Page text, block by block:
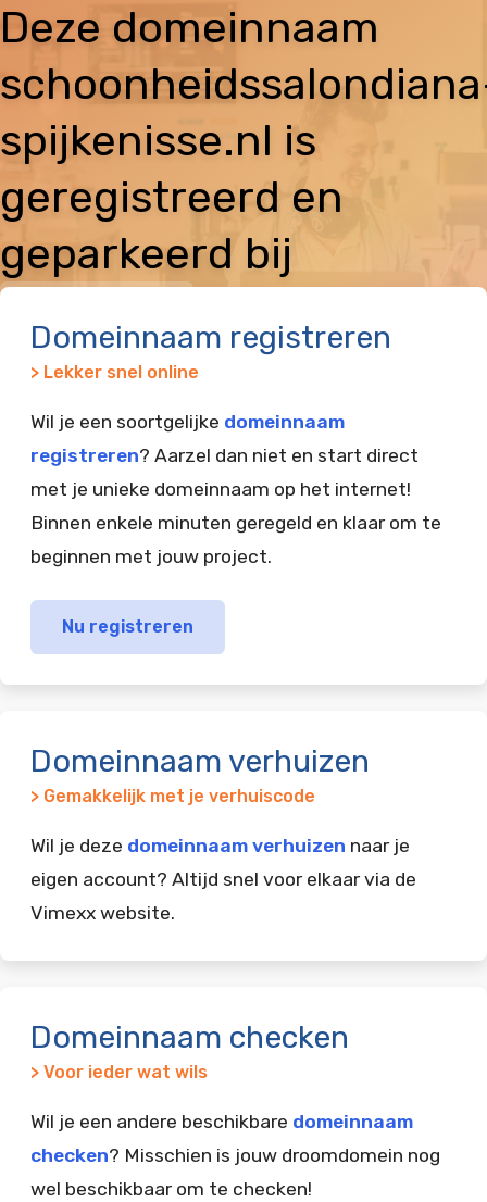
Deze domeinnaam
spijkenisse.nl is
geregistreerd en
geparkeerd bij
Domeinnaam registreren
> Lekker snel online
Wil je een soortgelijke domeinnaam
registreren? Aarzel dan niet en start direct
met je unieke domeinnaam op het internet!
Binnen enkele minuten geregeld en klaar om te
beginnen met jouw project.
Nu registreren
Domeinnaam verhuizen
> Gemakkelijk met je verhuiscode
Wil je deze domeinnaam verhuizen naar je
eigen account? Altijd snel voor elkaar via de
Vimexx website.
Domeinnaam checken
> Voor ieder wat wils
Wil je een andere beschikbare domeinnaam
checken? Misschien is jouw droomdomein nog
wel beschikbaar om te checken!